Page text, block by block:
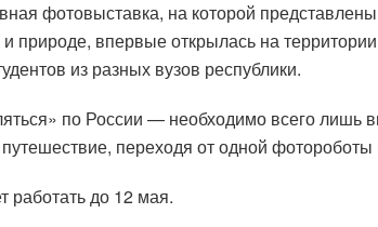
фотовыставка, на которой
и природе, впервые открылась на
из разных вузов республики.
по России — необходимо всего лишь
переходя от одной фотороботы
работать до 12 мая.